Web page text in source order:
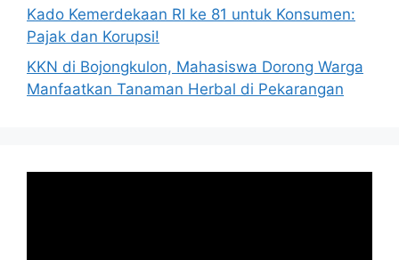
Kado Kemerdekaan RI ke 81 untuk Konsumen:
Pajak dan Korupsi!
KKN di Bojongkulon, Mahasiswa Dorong Warga
Manfaatkan Tanaman Herbal di Pekarangan